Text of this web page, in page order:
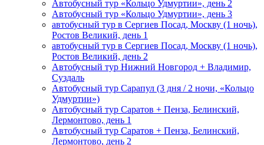
Автобусный тур «Кольцо Удмуртии», день 2
Автобусный тур «Кольцо Удмуртии», день 3
автобусный тур в Сергиев Посад, Москву (1 ночь),
Ростов Великий, день 1
автобусный тур в Сергиев Посад, Москву (1 ночь),
Ростов Великий, день 2
Автобусный тур Нижний Новгород + Владимир,
Суздаль
Автобусный тур Сарапул (3 дня / 2 ночи, «Кольцо
Удмуртии»)
Автобусный тур Саратов + Пенза, Белинский,
Лермонтово, день 1
Автобусный тур Саратов + Пенза, Белинский,
Лермонтово, день 2